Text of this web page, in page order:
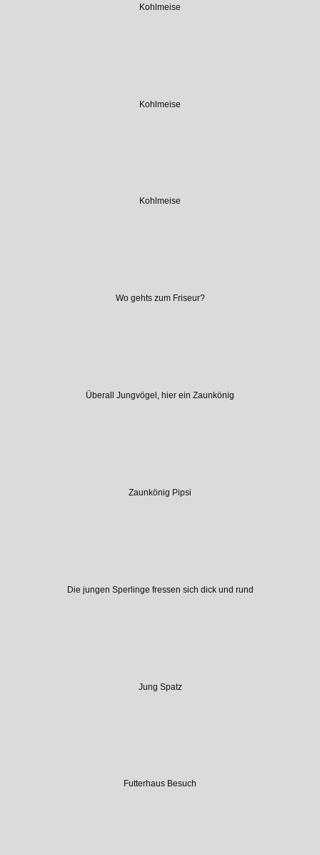
Kohlmeise
Kohlmeise
Kohlmeise
Wo gehts zum Friseur?
Überall Jungvögel, hier ein Zaunkönig
Zaunkönig Pipsi
Die jungen Sperlinge fressen sich dick und rund
Jung Spatz
Futterhaus Besuch